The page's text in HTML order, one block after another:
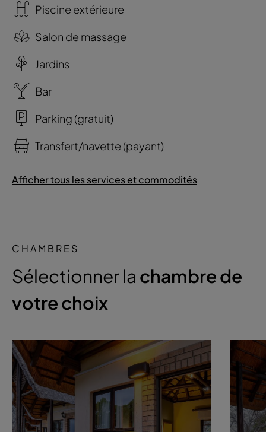
Piscine extérieure
Salon de massage
Jardins
Bar
Parking (gratuit)
Transfert/navette (payant)
Afficher tous les services et commodités
CHAMBRES
Sélectionner la chambre de
votre choix